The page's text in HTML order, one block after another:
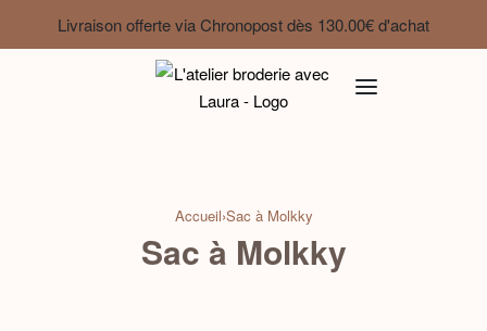
Livraison offerte via Chronopost dès 130.00€ d'achat
Accueil›Sac à Molkky
Sac à Molkky